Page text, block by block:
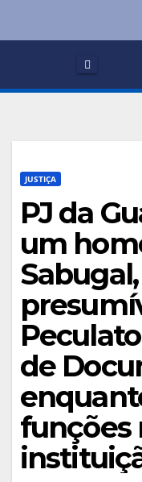
JUSTIÇA
PJ da
um
de
funções